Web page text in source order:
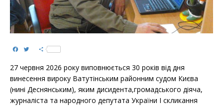
e
b
o
o
k
t
t
e
r
S
h
a
r
e
27 червня 2026 року виповнюється 30 років від дня
винесення вироку Ватутінським районним судом Києва
(нині Деснянським), яким дисидента,громадського діяча,
журналіста та народного депутата України І скликання